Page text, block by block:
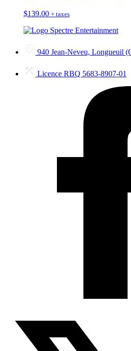
$139.00 + taxes
940 Jean-Neveu, Longueuil
Licence RBQ 5683-8907-01